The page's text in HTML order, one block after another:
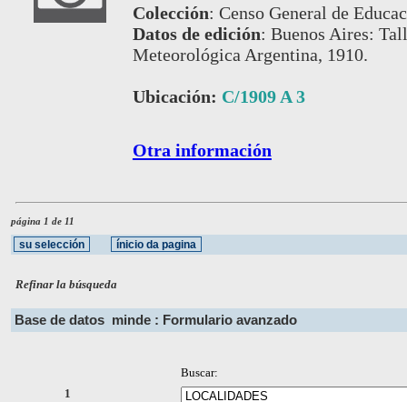
Colección: Censo General de
Datos de edición: Buenos Aires:
Meteorológica Argentina, 1910.
Ubicación: C/1909 A 3
Otra información
página 1 de 11
Refinar la búsqueda
Base de datos minde : Formulario avanzado
Buscar:
1